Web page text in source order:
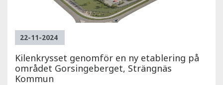
22-11-2024
Kilenkrysset genomför en ny etablering på
området Gorsingeberget, Strängnäs
Kommun